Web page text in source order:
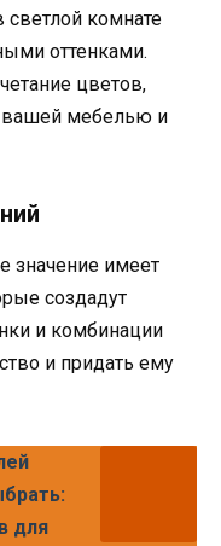
светлой комнате
оттенками.
цветов,
вашей мебелью и
значение имеет
создадут
и комбинации
и придать ему
для